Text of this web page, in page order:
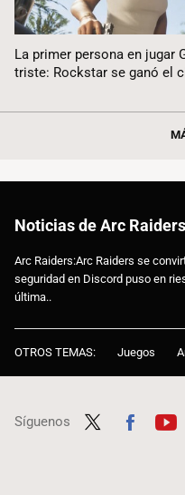
La primer persona en jugar
triste: Rockstar se ganó el
Noticias de Arc
Arc Raiders:Arc Raiders se
seguridad en Discord puso en
última..
OTROS TEMAS: Juegos
Síguenos